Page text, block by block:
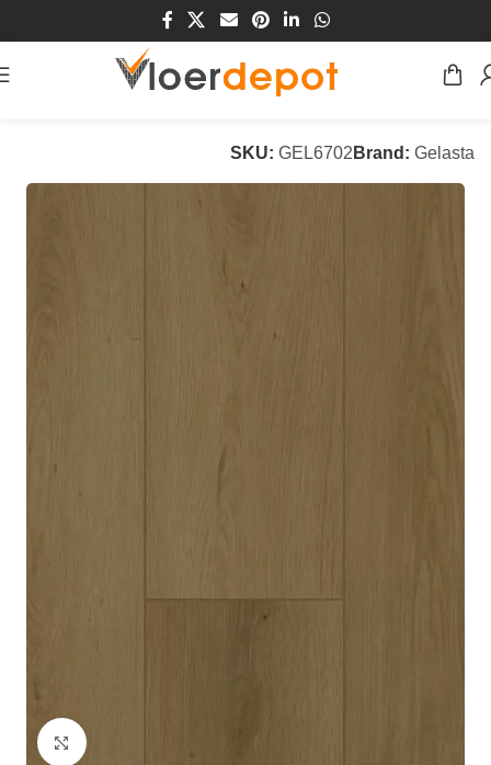
/Vloeren/PVC Vloeren
SKU: GEL6702 Brand: Gelasta
Klik om te vergroten